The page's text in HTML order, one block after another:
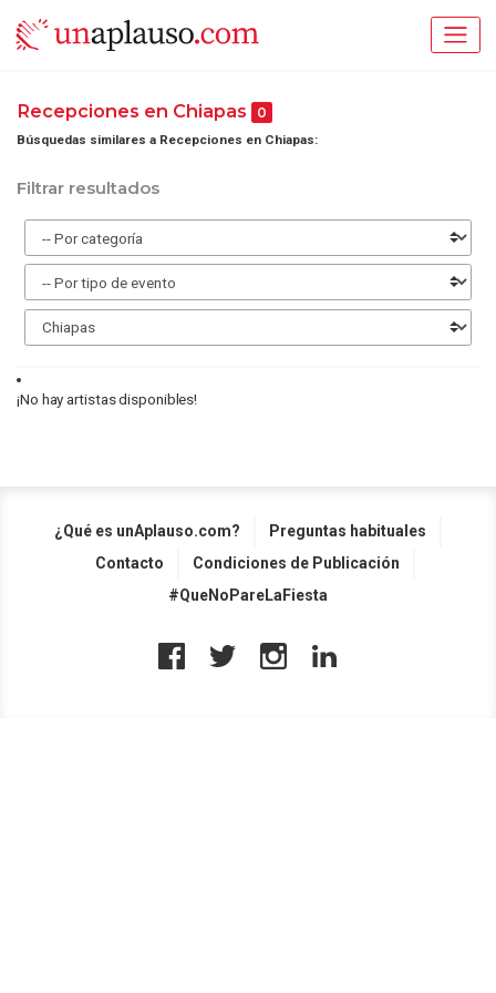
Recepciones en Chiapas 0
Búsquedas similares a Recepciones en Chiapas:
Filtrar resultados
¡No hay artistas disponibles!
¿Qué es unAplauso.com?
Preguntas habituales
Contacto
Condiciones de Publicación
#QueNoPareLaFiesta